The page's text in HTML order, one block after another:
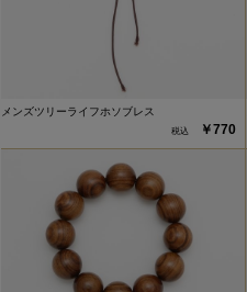
メンズツリーライフホソブレス
￥770